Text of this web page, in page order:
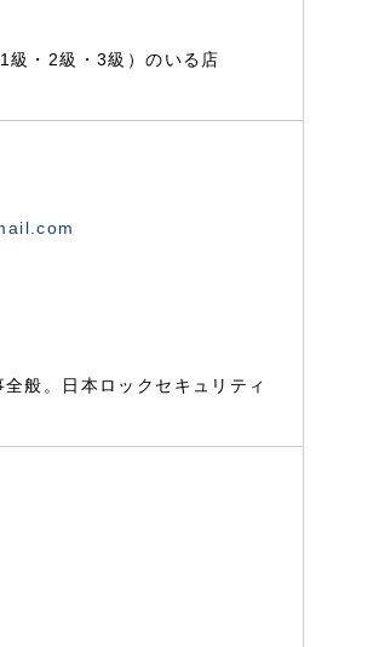
・2級・3級）のいる店
般。日本ロックセキュリティ